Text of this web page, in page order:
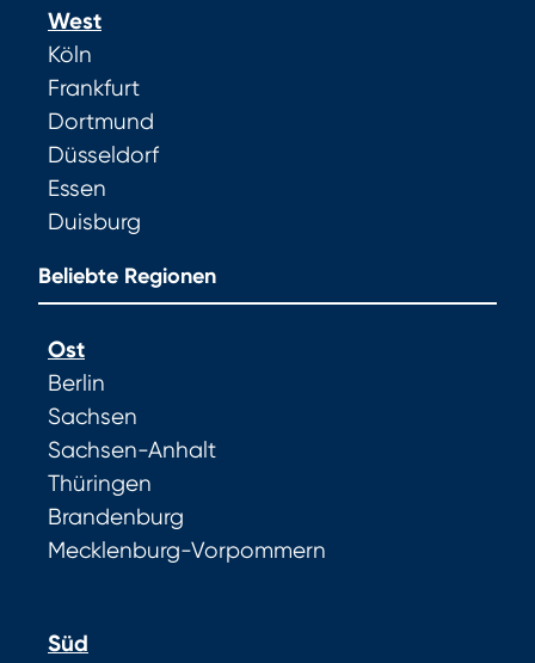
West
Köln
Frankfurt
Dortmund
Düsseldorf
Essen
Duisburg
Beliebte Regionen
Ost
Berlin
Sachsen
Sachsen-Anhalt
Thüringen
Brandenburg
Mecklenburg-Vorpommern
Süd